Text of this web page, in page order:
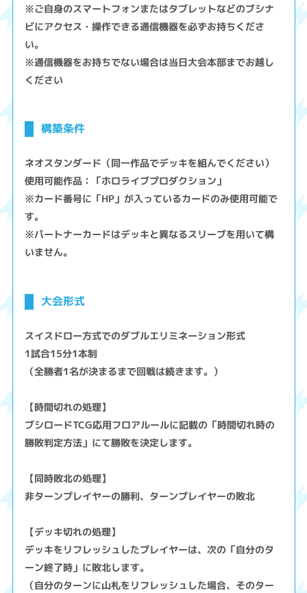
※ご自身のスマートフォンまたはタブレットなどのブシナ
ビにアクセス・操作できる通信機器を必ずお持ちくださ
い。
※通信機器をお持ちでない場合は当日大会本部までお越し
ください
構築条件
ネオスタンダード（同一作品でデッキを組んでください）
使用可能作品：「ホロライブプロダクション」
※カード番号に「HP」が入っているカードのみ使用可能で
す。
※パートナーカードはデッキと異なるスリーブを用いて構
いません。
大会形式
スイスドロー方式でのダブルエリミネーション形式
1試合15分1本制
（全勝者1名が決まるまで回戦は続きます。）
【時間切れの処理】
ブシロードTCG応用フロアルールに記載の「時間切れ時の
勝敗判定方法」にて勝敗を決定します。
【同時敗北の処理】
非ターンプレイヤーの勝利、ターンプレイヤーの敗北
【デッキ切れの処理】
デッキをリフレッシュしたプレイヤーは、次の「自分のタ
ーン終了時」に敗北します。
（自分のターンに山札をリフレッシュした場合、そのター